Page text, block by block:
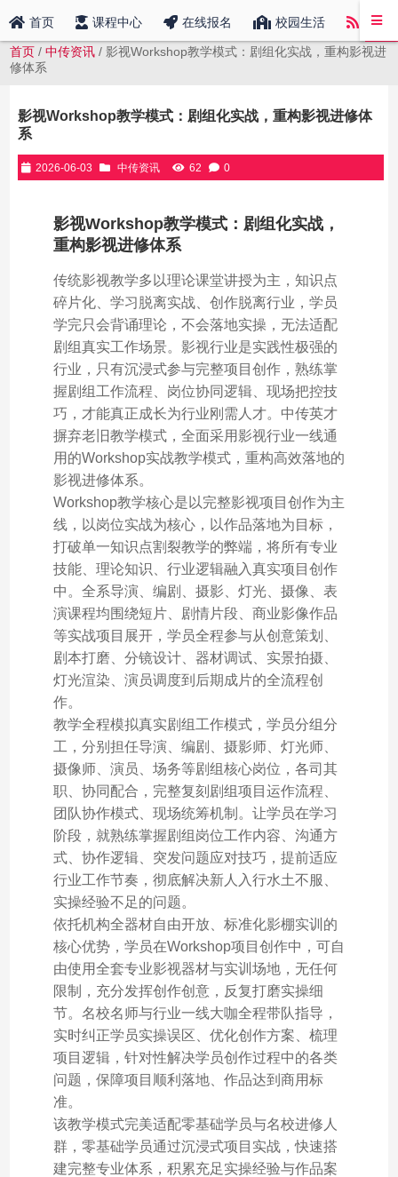
首页 课程中心 在线报名 校园生活 中传
首页 /中传资讯 / 影视Workshop教学模式：剧组化实战，重构影视进
修体系
影视Workshop教学模式：剧组化实战，重构影视进修体
系
2026-06-03 中传资讯 62 0
影视Workshop教学模式：剧组化实战，
重构影视进修体系
传统影视教学多以理论课堂讲授为主，知识点
碎片化、学习脱离实战、创作脱离行业，学员
学完只会背诵理论，不会落地实操，无法适配
剧组真实工作场景。影视行业是实践性极强的
行业，只有沉浸式参与完整项目创作，熟练掌
握剧组工作流程、岗位协同逻辑、现场把控技
巧，才能真正成长为行业刚需人才。中传英才
摒弃老旧教学模式，全面采用影视行业一线通
用的Workshop实战教学模式，重构高效落地的
影视进修体系。
Workshop教学核心是以完整影视项目创作为主
线，以岗位实战为核心，以作品落地为目标，
打破单一知识点割裂教学的弊端，将所有专业
技能、理论知识、行业逻辑融入真实项目创作
中。全系导演、编剧、摄影、灯光、摄像、表
演课程均围绕短片、剧情片段、商业影像作品
等实战项目展开，学员全程参与从创意策划、
剧本打磨、分镜设计、器材调试、实景拍摄、
灯光渲染、演员调度到后期成片的全流程创
作。
教学全程模拟真实剧组工作模式，学员分组分
工，分别担任导演、编剧、摄影师、灯光师、
摄像师、演员、场务等剧组核心岗位，各司其
职、协同配合，完整复刻剧组项目运作流程、
团队协作模式、现场统筹机制。让学员在学习
阶段，就熟练掌握剧组岗位工作内容、沟通方
式、协作逻辑、突发问题应对技巧，提前适应
行业工作节奏，彻底解决新人入行水土不服、
实操经验不足的问题。
依托机构全器材自由开放、标准化影棚实训的
核心优势，学员在Workshop项目创作中，可自
由使用全套专业影视器材与实训场地，无任何
限制，充分发挥创作创意，反复打磨实操细
节。名校名师与行业一线大咖全程带队指导，
实时纠正学员实操误区、优化创作方案、梳理
项目逻辑，针对性解决学员创作过程中的各类
问题，保障项目顺利落地、作品达到商用标
准。
该教学模式完美适配零基础学员与名校进修人
群，零基础学员通过沉浸式项目实战，快速搭
建完整专业体系，积累充足实操经验与作品案